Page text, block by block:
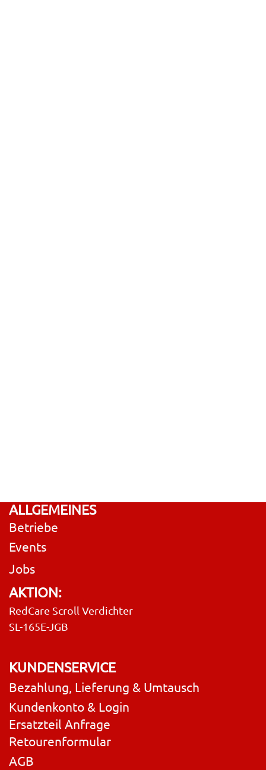
ALLGEMEINES
Betriebe
Events
Jobs
AKTION:
RedCare Scroll Verdichter
SL-165E-JGB
KUNDENSERVICE
Bezahlung, Lieferung & Umtausch
Kundenkonto & Login
Ersatzteil Anfrage
Retourenformular
AGB